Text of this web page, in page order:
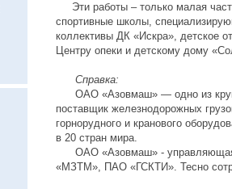
Эти работы – только малая
спортивные школы,
коллективы ДК «Искра»,
Центру опеки и детскому дому
Справка:
ОАО «Азовмаш» — одно из
поставщик железнодорожных
горнорудного и кранового
в 20 стран мира.
ОАО «Азовмаш» - управляющая
«МЗТМ», ПАО «ГСКТИ». Тесно